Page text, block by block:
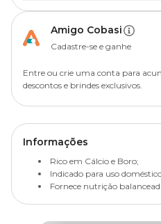
Amigo Cobasi
Cadastre-se e ganhe
Entre ou crie uma conta para
descontos e brindes exclusivos.
Informações
Rico em Cálcio e Boro;
Indicado para uso
Fornece nutrição